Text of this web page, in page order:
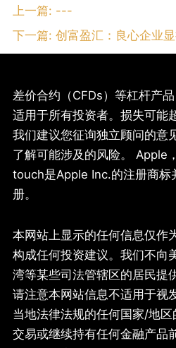
上一篇: ---
下一篇: 创富盈汇：良心企业显
差价合约（CFDs）等杠杆产
适用于所有投资者。损失可能
我们建议您征询独立顾问的意
了解可能涉及的风险。 Apple
touch是Apple Inc.的注册商标
册。
本网站上显示的任何信息仅作
构成任何投资建议。我们不向
湾等某些司法管辖区的居民提
请注意本网站信息不适用于视
当地法律法规的任何国家/地
交易或继续持有任何金融产品